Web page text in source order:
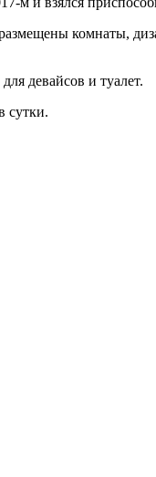
комнаты,
девайсов и туалет.
сутки.